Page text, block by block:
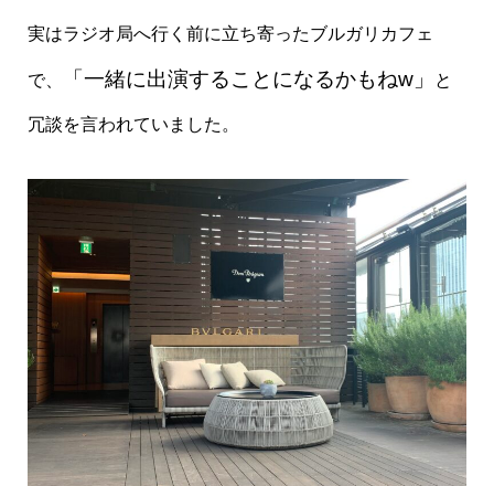
実はラジオ局へ行く前に立ち寄ったブルガリカフェ
で、 「一緒に出演することになるかもねw」 と
冗談を言われていました。